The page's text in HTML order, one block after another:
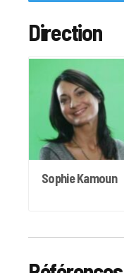
Direction
Sophie Kamoun